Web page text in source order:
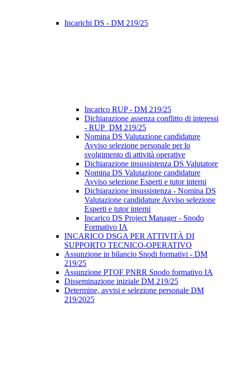
Incarichi DS - DM 219/25
Incarico RUP - DM 219/25
Dichiarazione assenza conflitto di interessi
- RUP_DM 219/25
Nomina DS Valutazione candidature
Avviso selezione personale per lo
svolgimento di attività operative
Dichiarazione insussistenza DS Valutatore
Nomina DS Valutazione candidature
Avviso selezione Esperti e tutor interni
Dichiarazione insussistenza - Nomina DS
Valutazione candidature Avviso selezione
Esperti e tutor interni
Incarico DS Project Manager - Snodo
Formativo IA
INCARICO DSGA PER ATTIVITÀ DI
SUPPORTO TECNICO-OPERATIVO
Assunzione in bilancio Snodi formativi - DM
219/25
Assunzione PTOF PNRR Snodo formativo IA
Disseminazione iniziale DM 219/25
Determine, avvisi e selezione personale DM
219/2025